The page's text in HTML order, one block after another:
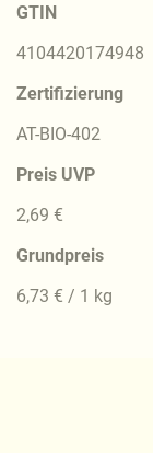
GTIN
4104420174948
Zertifizierung
AT-BIO-402
Preis UVP
2,69 €
Grundpreis
6,73 € / 1 kg